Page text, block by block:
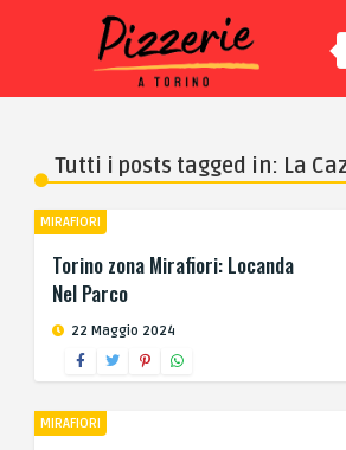
Tutti i posts tagged in: La
MIRAFIORI
Torino zona Mirafiori: Locanda
Nel Parco
22 Maggio 2024
MIRAFIORI